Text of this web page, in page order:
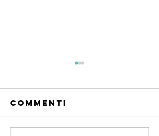
Commenti